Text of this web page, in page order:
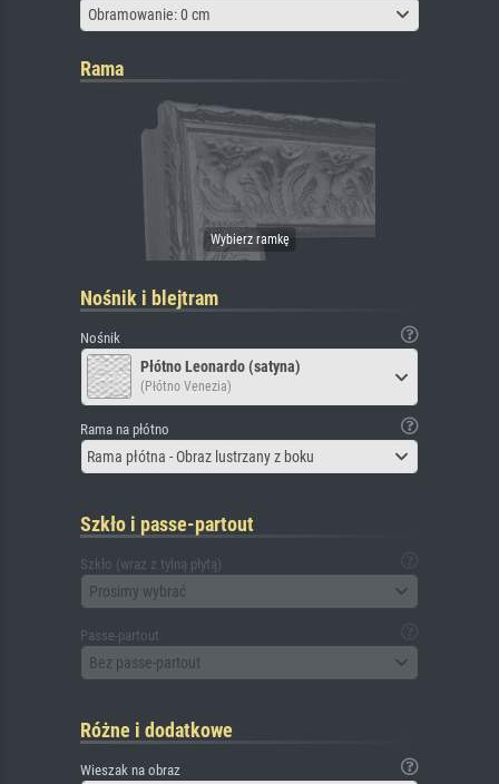
Obramowanie: 0 cm
Rama
Nośnik i blejtram
Nośnik
Płótno Leonardo (satyna)
(Płótno Venezia)
Rama na płótno
Rama płótna - Obraz lustrzany z boku
Szkło i passe-partout
Szkło (wraz z tylną płytą)
Prosimy wybrać
Passe-partout
Bez passe-partout
Różne i dodatkowe
Wieszak na obraz